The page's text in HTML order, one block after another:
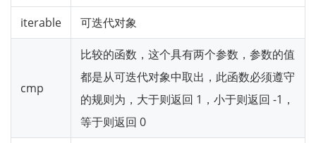
iterable 可迭代对象
cmp
比较的函数，这个具有两个参数，参数的值
都是从可迭代对象中取出，此函数必须遵守
的规则为，大于则返回 1，小于则返回 -1，
等于则返回 0